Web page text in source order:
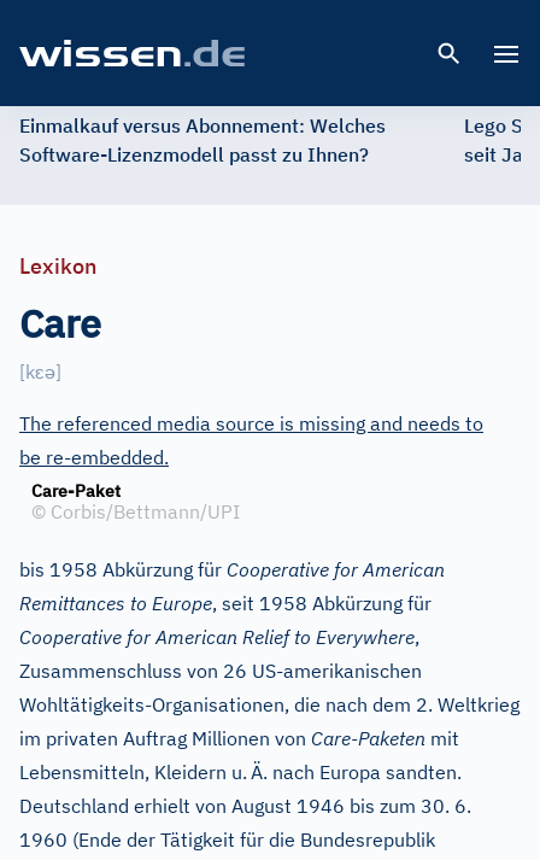
Einmalkauf versus Abonnement: Welches
Software-Lizenzmodell passt zu Ihnen?
Lego
seit
Lexikon
Care
[kɛə]
The referenced media source is missing and needs to
be re-embedded.
Care-Paket
© Corbis/Bettmann/UPI
bis 1958 Abkürzung für Cooperative for American
Remittances to Europe, seit 1958 Abkürzung für
Cooperative for American Relief to Everywhere,
Zusammenschluss von 26 US-amerikanischen
Wohltätigkeits-Organisationen, die nach dem 2. Weltkrieg
im privaten Auftrag Millionen von Care-Paketen mit
Lebensmitteln, Kleidern u. Ä. nach Europa sandten.
Deutschland erhielt von August 1946 bis zum 30. 6.
1960 (Ende der Tätigkeit für die Bundesrepublik